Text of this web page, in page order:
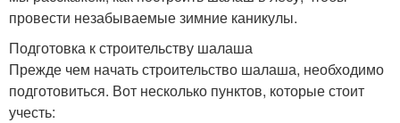
провести незабываемые зимние каникулы.
Подготовка к строительству шалаша
Прежде чем начать строительство шалаша, необходимо
подготовиться. Вот несколько пунктов, которые стоит
учесть: